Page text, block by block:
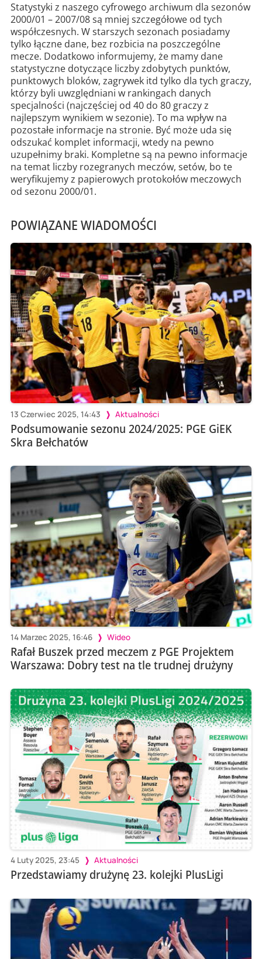
Statystyki z naszego cyfrowego archiwum dla sezonów
2000/01 – 2007/08 są mniej szczegółowe od tych
współczesnych. W starszych sezonach posiadamy
tylko łączne dane, bez rozbicia na poszczególne
mecze. Dodatkowo informujemy, że mamy dane
statystyczne dotyczące liczby zdobytych punktów,
punktowych bloków, zagrywek itd tylko dla tych graczy,
którzy byli uwzględniani w rankingach danych
specjalności (najczęściej od 40 do 80 graczy z
najlepszym wynikiem w sezonie). To ma wpływ na
pozostałe informacje na stronie. Być może uda się
odszukać komplet informacji, wtedy na pewno
uzupełnimy braki. Kompletne są na pewno informacje
na temat liczby rozegranych meczów, setów, bo te
weryfikujemy z papierowych protokołów meczowych
od sezonu 2000/01.
POWIĄZANE WIADOMOŚCI
13 Czerwiec 2025, 14:43 Aktualności
Podsumowanie sezonu 2024/2025: PGE GiEK
Skra Bełchatów
14 Marzec 2025, 16:46 Wideo
Rafał Buszek przed meczem z PGE Projektem
Warszawa: Dobry test na tle trudnej drużyny
4 Luty 2025, 23:45 Aktualności
Przedstawiamy drużynę 23. kolejki PlusLigi